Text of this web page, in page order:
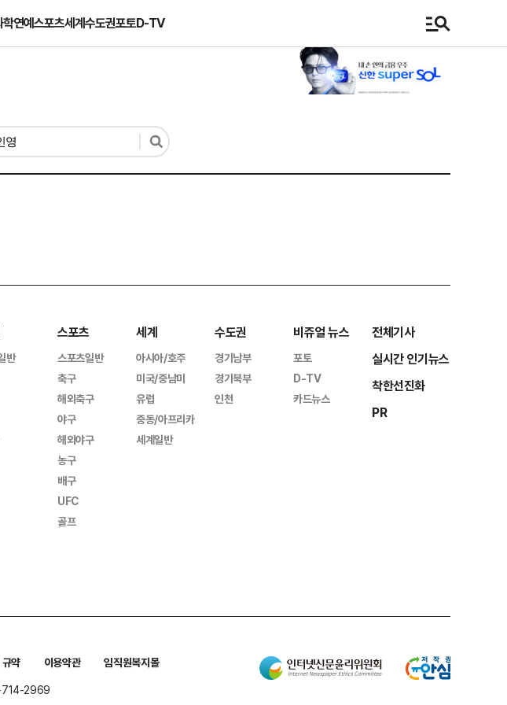
연예스포츠세계수도권포토D-TV
반
스포츠
스포츠일반
축구
해외축구
야구
해외야구
농구
배구
UFC
골프
세계
아시아/호주
미국/중남미
유럽
중동/아프리카
세계일반
수도권
경기남부
경기북부
인천
비쥬얼 뉴스
포토
D-TV
카드뉴스
전체기사
실시간 인기뉴스
착한선진화
PR
약 이용약관
임직원복지몰
714-2969